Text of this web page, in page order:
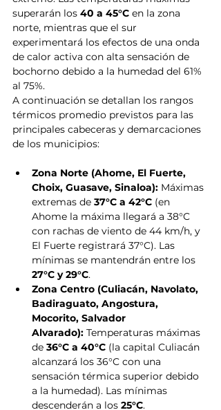
superarán los 40 a 45°C en la zona
norte, mientras que el sur
experimentará los efectos de una onda
de calor activa con alta sensación de
bochorno debido a la humedad del 61%
al 75%.
A continuación se detallan los rangos
térmicos promedio previstos para las
principales cabeceras y demarcaciones
de los municipios:
Zona Norte (Ahome, El Fuerte,
Choix, Guasave, Sinaloa): Máximas
extremas de 37°C a 42°C (en
Ahome la máxima llegará a 38°C
con rachas de viento de 44 km/h, y
El Fuerte registrará 37°C). Las
mínimas se mantendrán entre los
27°C y 29°C.
Zona Centro (Culiacán, Navolato,
Badiraguato, Angostura,
Mocorito, Salvador
Alvarado): Temperaturas máximas
de 36°C a 40°C (la capital Culiacán
alcanzará los 36°C con una
sensación térmica superior debido
a la humedad). Las mínimas
descenderán a los 25°C.